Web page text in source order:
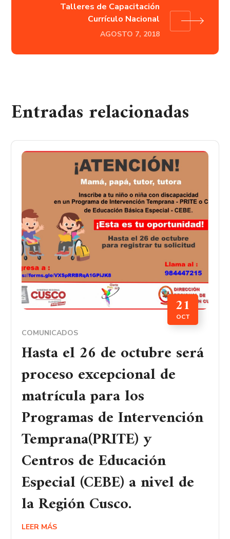
Talleres de Capacitación
Currículo Nacional
AGOSTO 7, 2018
Entradas relacionadas
21
OCT
COMUNICADOS
Hasta el 26 de octubre será
proceso excepcional de
matrícula para los
Programas de Intervención
Temprana(PRITE) y
Centros de Educación
Especial (CEBE) a nivel de
la Región Cusco.
LEER MÁS